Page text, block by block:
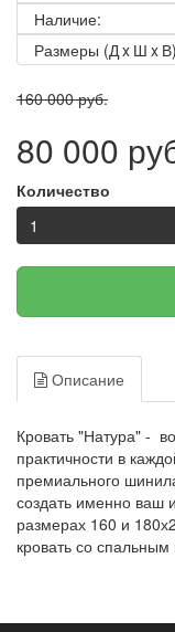
Наличие:
Размеры (Д x Ш x
160 000 руб.
80 000
Количество
Описание
Кровать "Натура" -
практичности в
премиального
создать именно ваш
размерах 160 и
кровать со